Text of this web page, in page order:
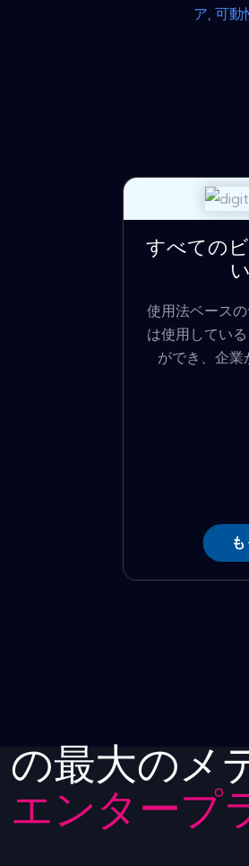
ア,可動
すべての
使用法ベース
は使用してい
ができ、企業
の最大のメ
エンタープ